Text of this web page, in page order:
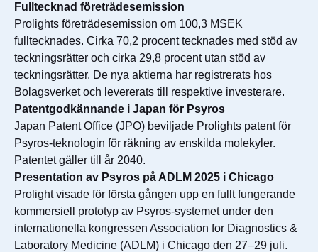
Fulltecknad företrädesemission
Prolights företrädesemission om 100,3 MSEK
fulltecknades. Cirka 70,2 procent tecknades med stöd av
teckningsrätter och cirka 29,8 procent utan stöd av
teckningsrätter. De nya aktierna har registrerats hos
Bolagsverket och levererats till respektive investerare.
Patentgodkännande i Japan för Psyros
Japan Patent Office (JPO) beviljade Prolights patent för
Psyros-teknologin för räkning av enskilda molekyler.
Patentet gäller till år 2040.
Presentation av Psyros på ADLM 2025 i Chicago
Prolight visade för första gången upp en fullt fungerande
kommersiell prototyp av Psyros-systemet under den
internationella kongressen Association for Diagnostics &
Laboratory Medicine (ADLM) i Chicago den 27–29 juli.